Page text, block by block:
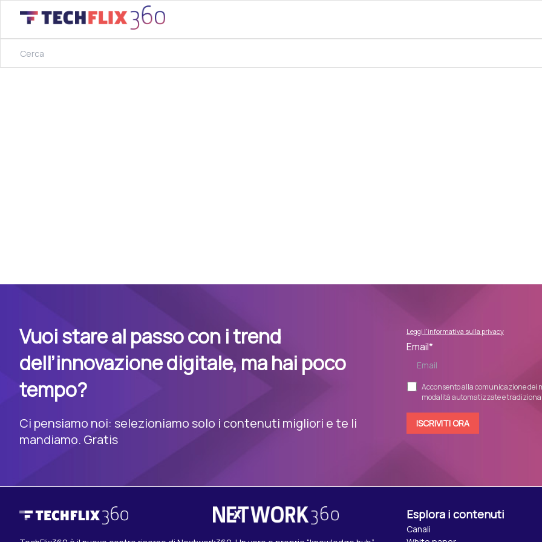
Vuoi stare al passo con i trend
dell’innovazione digitale, ma hai poco
tempo?
Ci pensiamo noi: selezioniamo solo i contenuti migliori e te li
mandiamo. Gratis
Leggi l'informativa sulla privacy
Email*
Acconsento alla comunicazione dei
modalità automatizzate e
Esplora i contenuti
Canali